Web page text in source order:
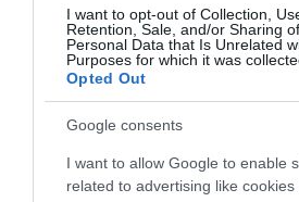
I want to opt-out of Collection,
Retention, Sale, and/or Sharing
Personal Data that Is Unrelated
Purposes for which it was
Opted Out
Google consents
I want to allow Google to enable
related to advertising like
GIGANTIKUS, MÉRGEZŐ
AUSZTRÁLIÁBAN
HASONLÓ ÉRDEKESSÉGEK